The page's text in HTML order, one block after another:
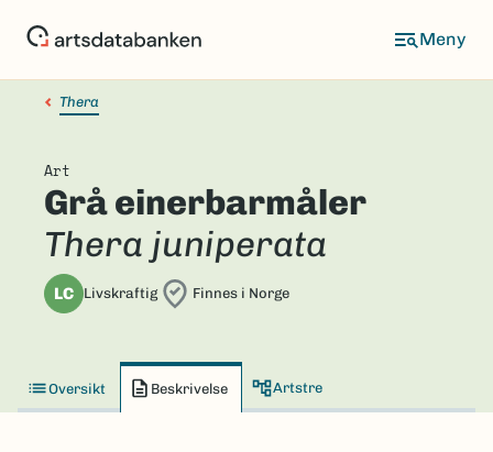
Thera
Art
Grå einerbarmåler
Thera juniperata
LC Livskraftig Finnes i Norge
Oversikt Beskrivelse Artstre